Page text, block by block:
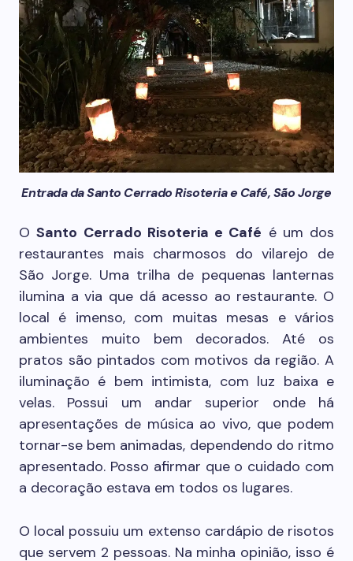
Entrada da Santo Cerrado Risoteria e Café, São Jorge
OSanto Cerrado Risoteria e Café é um dos
restaurantes mais charmosos do vilarejo de
São Jorge. Uma trilha de pequenas lanternas
ilumina a via que dá acesso ao restaurante. O
local é imenso, com muitas mesas e vários
ambientes muito bem decorados. Até os
pratos são pintados com motivos da região. A
iluminação é bem intimista, com luz baixa e
velas. Possui um andar superior onde há
apresentações de música ao vivo, que podem
tornar-se bem animadas, dependendo do ritmo
apresentado. Posso afirmar que o cuidado com
a decoração estava em todos os lugares.
O local possuiu um extenso cardápio de risotos
que servem 2 pessoas. Na minha opinião, isso é